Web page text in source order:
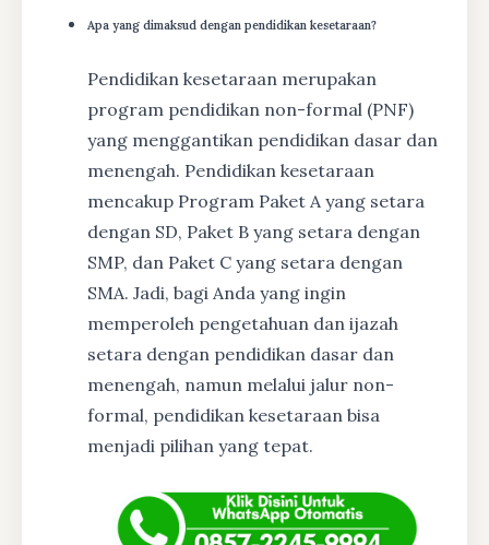
Apa yang dimaksud dengan pendidikan kesetaraan?
Pendidikan kesetaraan merupakan
program pendidikan non-formal (PNF)
yang menggantikan pendidikan dasar dan
menengah. Pendidikan kesetaraan
mencakup Program Paket A yang setara
dengan SD, Paket B yang setara dengan
SMP, dan Paket C yang setara dengan
SMA. Jadi, bagi Anda yang ingin
memperoleh pengetahuan dan ijazah
setara dengan pendidikan dasar dan
menengah, namun melalui jalur non-
formal, pendidikan kesetaraan bisa
menjadi pilihan yang tepat.